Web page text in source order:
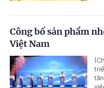
Công bố sản phẩm
Việt Nam